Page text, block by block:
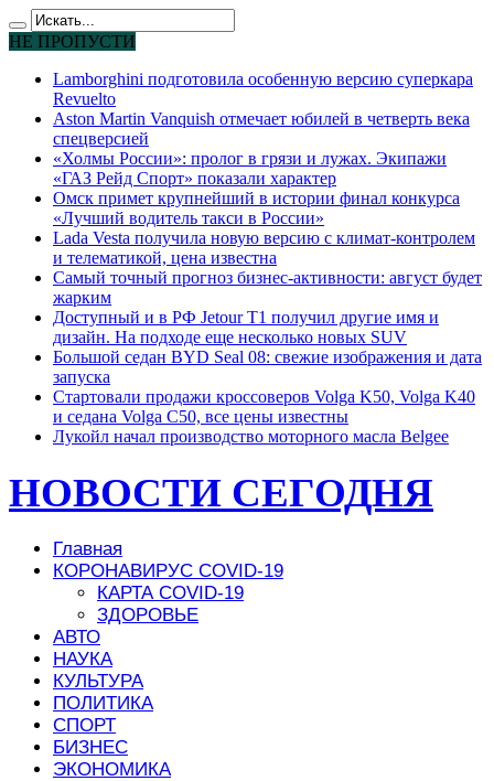
НЕ ПРОПУСТИ
Lamborghini подготовила особенную версию суперкара
Revuelto
Aston Martin Vanquish отмечает юбилей в четверть века
спецверсией
«Холмы России»: пролог в грязи и лужах. Экипажи
«ГАЗ Рейд Спорт» показали характер
Омск примет крупнейший в истории финал конкурса
«Лучший водитель такси в России»
Lada Vesta получила новую версию с климат-контролем
и телематикой, цена известна
Самый точный прогноз бизнес-активности: август будет
жарким
Доступный и в РФ Jetour T1 получил другие имя и
дизайн. На подходе еще несколько новых SUV
Большой седан BYD Seal 08: свежие изображения и дата
запуска
Стартовали продажи кроссоверов Volga K50, Volga K40
и седана Volga C50, все цены известны
Лукойл начал производство моторного масла Belgee
НОВОСТИ СЕГОДНЯ
Главная
КОРОНАВИРУС COVID-19
КАРТА COVID-19
ЗДОРОВЬЕ
АВТО
НАУКА
КУЛЬТУРА
ПОЛИТИКА
СПОРТ
БИЗНЕС
ЭКОНОМИКА